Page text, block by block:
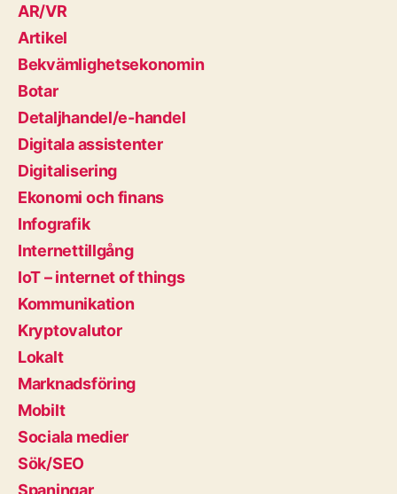
AR/VR
Artikel
Bekvämlighetsekonomin
Botar
Detaljhandel/e-handel
Digitala assistenter
Digitalisering
Ekonomi och finans
Infografik
Internettillgång
IoT – internet of things
Kommunikation
Kryptovalutor
Lokalt
Marknadsföring
Mobilt
Sociala medier
Sök/SEO
Spaningar